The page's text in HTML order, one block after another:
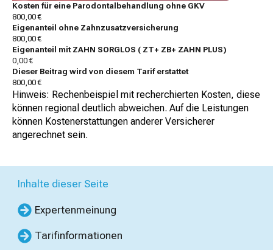
Kosten für eine Parodontalbehandlung ohne GKV
800,00 €
Eigenanteil ohne Zahnzusatzversicherung
800,00 €
Eigenanteil mit ZAHN SORGLOS ( ZT+ ZB+ ZAHN PLUS)
0,00 €
Dieser Beitrag wird von diesem Tarif erstattet
800,00 €
Hinweis: Rechenbeispiel mit recherchierten Kosten, diese
können regional deutlich abweichen. Auf die Leistungen
können Kostenerstattungen anderer Versicherer
angerechnet sein.
Inhalte dieser Seite
Expertenmeinung
Tarifinformationen